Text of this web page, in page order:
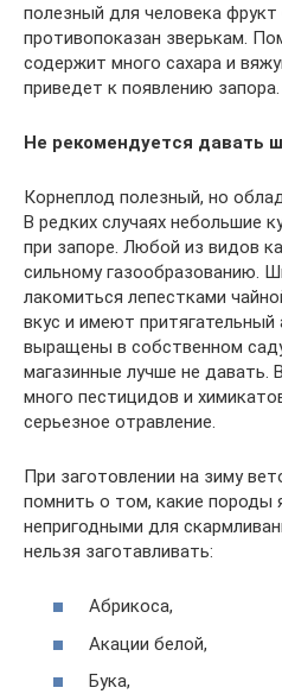
полезный для человека
противопоказан зверькам.
содержит много сахара и
приведет к появлению запора.
Не рекомендуется давать
Корнеплод полезный, но
В редких случаях небольшие
при запоре. Любой из видов
сильному газообразованию.
лакомиться лепестками
вкус и имеют
выращены в собственном
магазинные лучше не давать.
много пестицидов и
серьезное отравление.
При заготовлении на зиму
помнить о том, какие породы
непригодными для
нельзя заготавливать:
Абрикоса,
Акации белой,
Бука,